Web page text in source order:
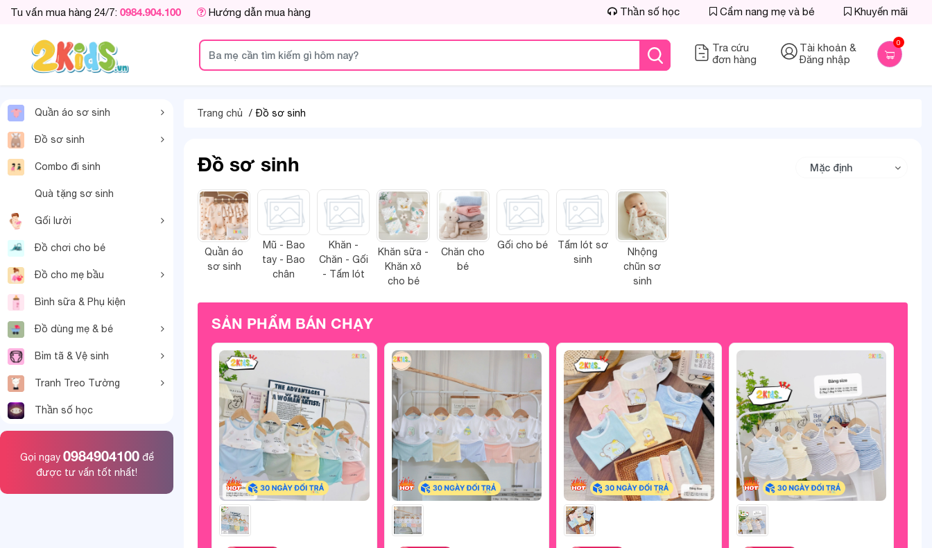
Tu vấn mua hàng 24/7: 0984.904.100 Hướng dẫn mua hàng Thần số học Cẩm nang mẹ và bé Khuyến mãi
Tra cứu
đơn hàng
Tài khoản &
Đăng nhập
0
Quần áo sơ sinh
Đồ sơ sinh
Combo đi sinh
Quà tặng sơ sinh
Gối lười
Đồ chơi cho bé
Đồ cho mẹ bầu
Bình sữa & Phụ kiện
Đồ dùng mẹ & bé
Bỉm tã & Vệ sinh
Tranh Treo Tường
Thần số học
Gọi ngay 0984904100để
được tư vấn tốt nhất!
Trang chủ Đồ sơ sinh
Đồ sơ sinh
Quần áo
sơ sinh
Mũ - Bao
tay - Bao
chân
Khăn -
Chăn - Gối
- Tấm lót
Khăn sữa -
Khăn xô
cho bé
Chăn cho
bé
Gối cho bé
Tấm lót sơ
sinh
Nhộng
chũn sơ
sinh
SẢN PHẨM BÁN CHẠY